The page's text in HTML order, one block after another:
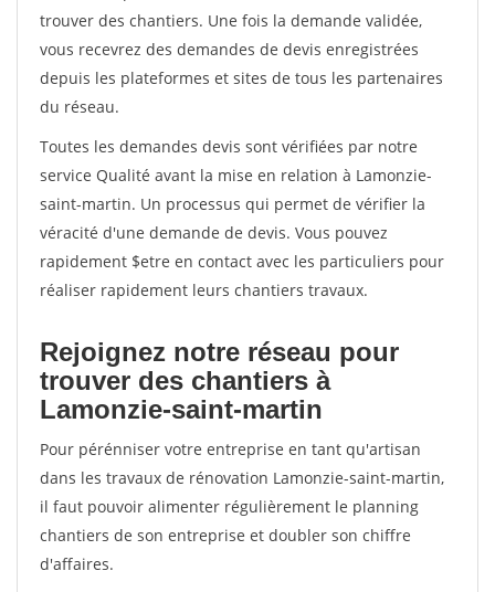
trouver des chantiers. Une fois la demande validée,
vous recevrez des demandes de devis enregistrées
depuis les plateformes et sites de tous les partenaires
du réseau.
Toutes les demandes devis sont vérifiées par notre
service Qualité avant la mise en relation à Lamonzie-
saint-martin. Un processus qui permet de vérifier la
véracité d'une demande de devis. Vous pouvez
rapidement $etre en contact avec les particuliers pour
réaliser rapidement leurs chantiers travaux.
Rejoignez notre réseau pour
trouver des chantiers à
Lamonzie-saint-martin
Pour pérénniser votre entreprise en tant qu'artisan
dans les travaux de rénovation Lamonzie-saint-martin,
il faut pouvoir alimenter régulièrement le planning
chantiers de son entreprise et doubler son chiffre
d'affaires.